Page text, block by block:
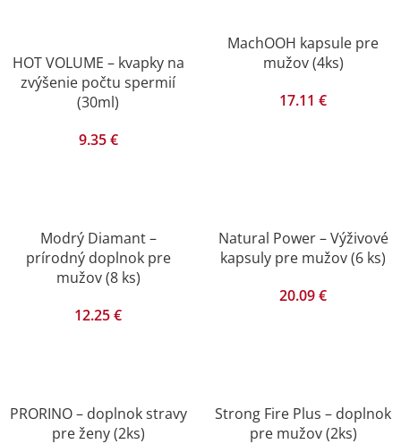
HOT VOLUME – kvapky na
zvýšenie počtu spermií
(30ml)
9.35€
MachOOH kapsule pre
mužov (4ks)
17.11 €
Modrý Diamant –
prírodný doplnok pre
mužov (8 ks)
12.25€
Natural Power – Výživové
kapsuly pre mužov (6 ks)
20.09€
PRORINO – doplnok stravy
pre ženy (2ks)
Strong Fire Plus – doplnok
pre mužov (2ks)